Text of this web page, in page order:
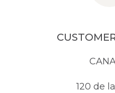
120 de